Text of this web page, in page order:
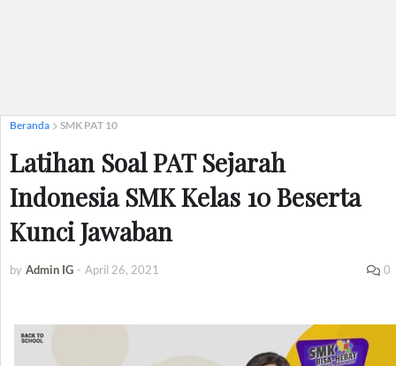
Beranda SMK PAT 10
Latihan Soal PAT Sejarah
Indonesia SMK Kelas 10 Beserta
Kunci Jawaban
by Admin IG - April 26, 2021 0